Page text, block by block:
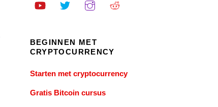
BEGINNEN MET
CRYPTOCURRENCY
Starten met cryptocurrency
Gratis Bitcoin cursus